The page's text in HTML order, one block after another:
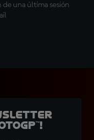
de una última sesión